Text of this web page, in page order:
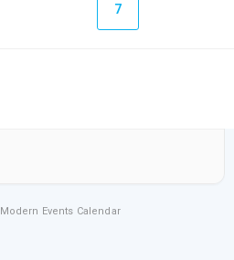
7
Modern Events Calendar